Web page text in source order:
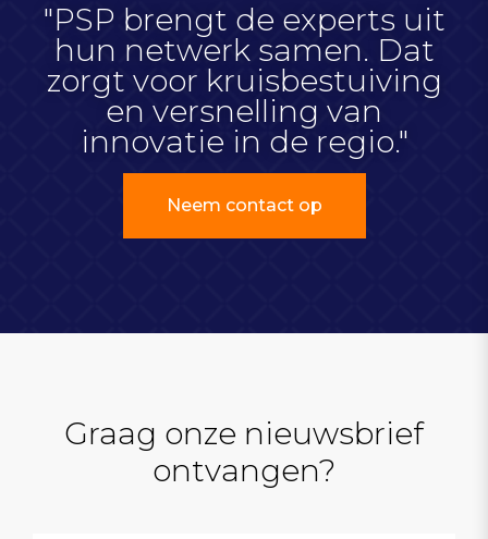
"PSP brengt de experts uit
hun netwerk samen. Dat
zorgt voor kruisbestuiving
en versnelling van
innovatie in de regio."
Neem contact op
Graag onze nieuwsbrief
ontvangen?